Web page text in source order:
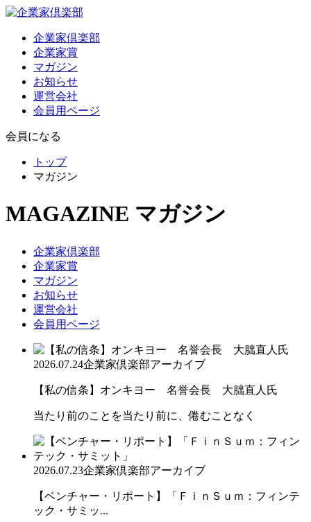
企業家倶楽部
企業家賞
マガジン
お知らせ
運営会社
会員用ページ
会員になる
トップ
マガジン
MAGAZINE マガジン
企業家倶楽部
企業家賞
マガジン
お知らせ
運営会社
会員用ページ
2026.07.24企業家倶楽部アーカイブ
【私の信条】オンキヨー 名誉会長 大朏直人氏
当たり前のことを当たり前に、倦むことなく
2026.07.23企業家倶楽部アーカイブ
【ベンチャー・リポート】「ＦｉｎＳｕｍ：フィンテ
ック・サミッ...